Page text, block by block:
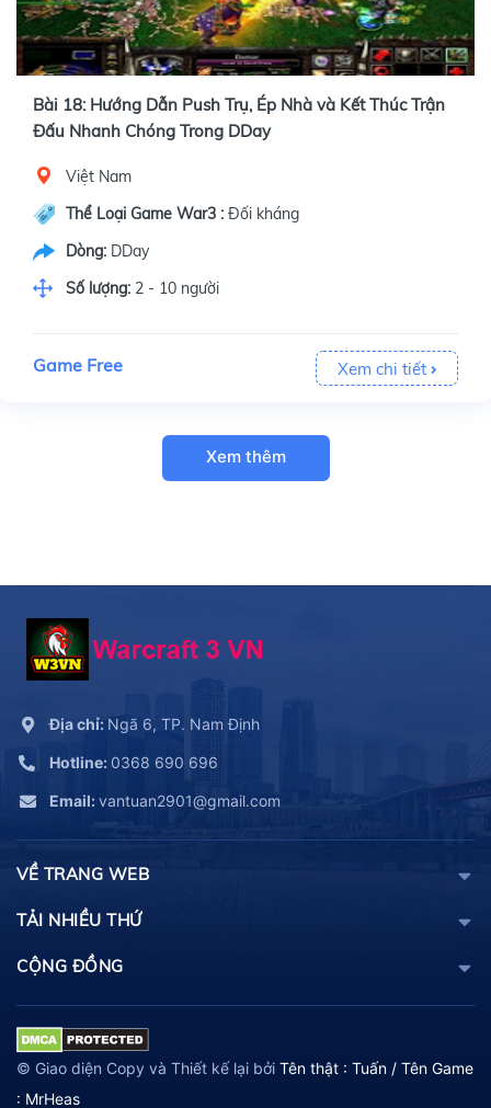
Bài 18: Hướng Dẫn Push Trụ, Ép Nhà và Kết Thúc Trận
Đấu Nhanh Chóng Trong DDay
Việt Nam
Thể Loại Game War3 : Đối kháng
Dòng: DDay
Số lượng: 2 - 10 người
Game Free Xem chi tiết
Xem thêm
Địa chỉ: Ngã 6, TP. Nam Định
Hotline: 0368 690 696
Email:vantuan2901@gmail.com
VỀ TRANG WEB
TẢI NHIỀU THỨ
CỘNG ĐỒNG
© Giao diện Copy và Thiết kế lại bởi Tên thật : Tuấn / Tên Game
: MrHeas